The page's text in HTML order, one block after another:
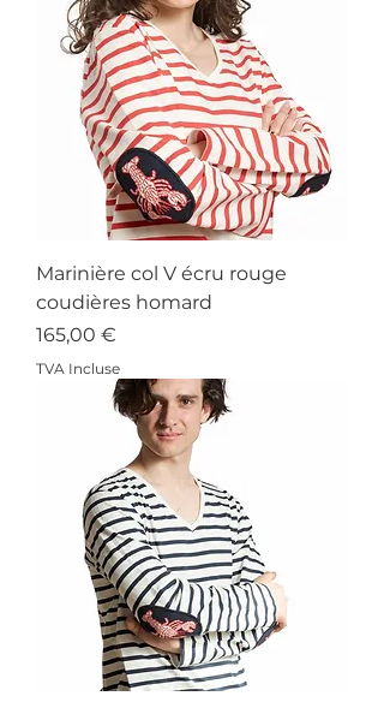
Marinière col V écru rouge
coudières homard
Prix
165,00 €
TVA Incluse